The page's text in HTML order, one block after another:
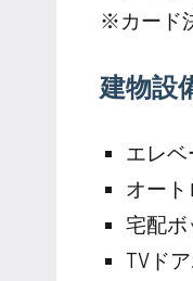
※カード
建物設
エレベ
オート
宅配ボ
TVド